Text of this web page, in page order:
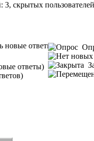
3, скрытых
новые ответы)
ответы)